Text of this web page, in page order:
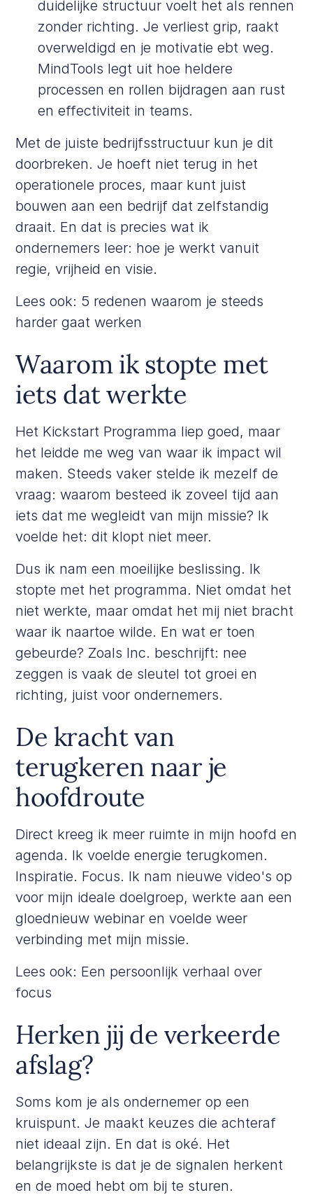
duidelijke structuur voelt het als rennen
zonder richting. Je verliest grip, raakt
overweldigd en je motivatie ebt weg.
MindTools legt uit hoe heldere
processen en rollen bijdragen aan rust
en effectiviteit in teams.
Met de juiste bedrijfsstructuur kun je dit
doorbreken. Je hoeft niet terug in het
operationele proces, maar kunt juist
bouwen aan een bedrijf dat zelfstandig
draait. En dat is precies wat ik
ondernemers leer: hoe je werkt vanuit
regie, vrijheid en visie.
Lees ook: 5 redenen waarom je steeds
harder gaat werken
Waarom ik stopte met
iets dat werkte
Het Kickstart Programma liep goed, maar
het leidde me weg van waar ik impact wil
maken. Steeds vaker stelde ik mezelf de
vraag: waarom besteed ik zoveel tijd aan
iets dat me wegleidt van mijn missie? Ik
voelde het: dit klopt niet meer.
Dus ik nam een moeilijke beslissing. Ik
stopte met het programma. Niet omdat het
niet werkte, maar omdat het mij niet bracht
waar ik naartoe wilde. En wat er toen
gebeurde? Zoals Inc. beschrijft: nee
zeggen is vaak de sleutel tot groei en
richting, juist voor ondernemers.
De kracht van
terugkeren naar je
hoofdroute
Direct kreeg ik meer ruimte in mijn hoofd en
agenda. Ik voelde energie terugkomen.
Inspiratie. Focus. Ik nam nieuwe video's op
voor mijn ideale doelgroep, werkte aan een
gloednieuw webinar en voelde weer
verbinding met mijn missie.
Lees ook: Een persoonlijk verhaal over
focus
Herken jij de verkeerde
afslag?
Soms kom je als ondernemer op een
kruispunt. Je maakt keuzes die achteraf
niet ideaal zijn. En dat is oké. Het
belangrijkste is dat je de signalen herkent
en de moed hebt om bij te sturen.